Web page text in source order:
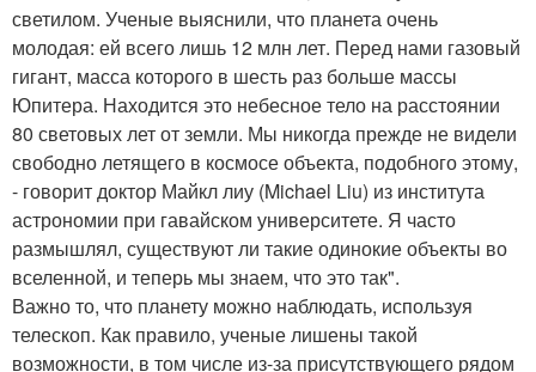
светилом. Ученые выяснили, что планета очень
молодая: ей всего лишь 12 млн лет. Перед нами газовый
гигант, масса которого в шесть раз больше массы
Юпитера. Находится это небесное тело на расстоянии
80 световых лет от земли. Мы никогда прежде не видели
свободно летящего в космосе объекта, подобного этому,
- говорит доктор Майкл лиу (Michael Liu) из института
астрономии при гавайском университете. Я часто
размышлял, существуют ли такие одинокие объекты во
вселенной, и теперь мы знаем, что это так".
Важно то, что планету можно наблюдать, используя
телескоп. Как правило, ученые лишены такой
возможности, в том числе из-за присутствующего рядом